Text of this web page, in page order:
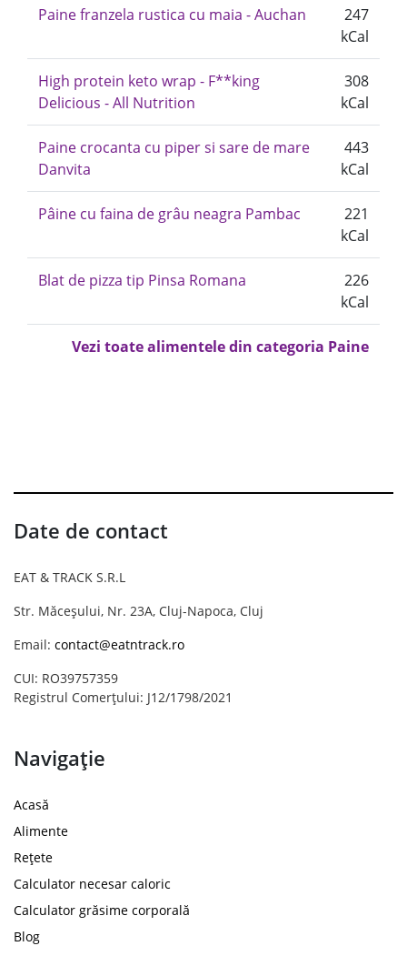
Paine franzela rustica cu maia - Auchan
247
kCal
High protein keto wrap - F**king
Delicious - All Nutrition
308
kCal
Paine crocanta cu piper si sare de mare
Danvita
443
kCal
Pâine cu faina de grâu neagra Pambac
221
kCal
Blat de pizza tip Pinsa Romana
226
kCal
Vezi toate alimentele din categoria Paine
Date de contact
EAT & TRACK S.R.L
Str. Măceșului, Nr. 23A, Cluj-Napoca, Cluj
Email: contact@eatntrack.ro
CUI: RO39757359
Registrul Comerțului: J12/1798/2021
Navigație
Acasă
Alimente
Rețete
Calculator necesar caloric
Calculator grăsime corporală
Blog